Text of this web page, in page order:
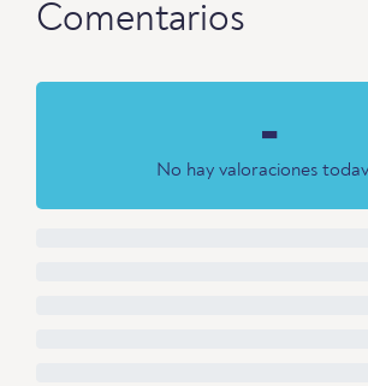
Comentarios
-
No hay valoraciones